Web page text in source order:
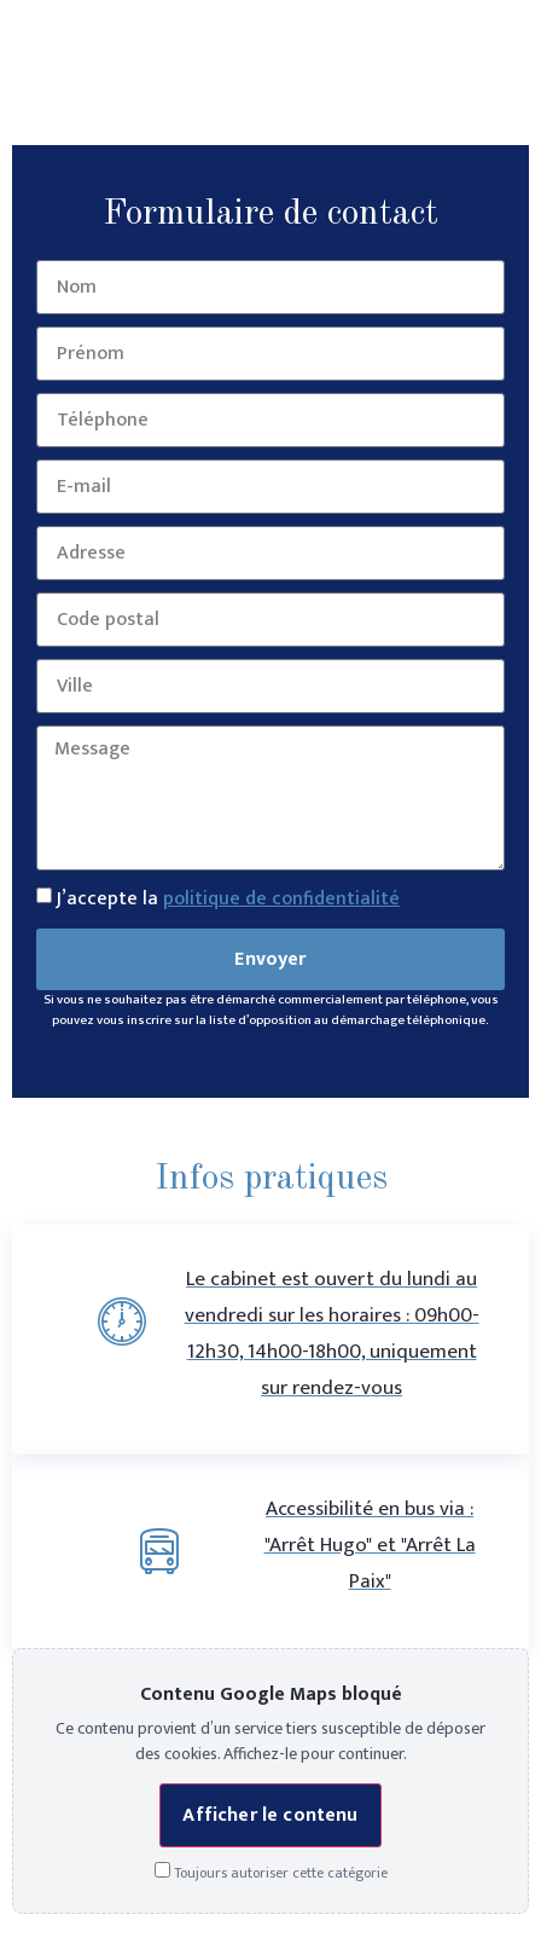
Formulaire de contact
J’accepte la politique de confidentialité
Envoyer
Si vous ne souhaitez pas être démarché commercialement par téléphone, vous
pouvez vous inscrire sur la liste d’opposition au démarchage téléphonique.
Infos pratiques
Le cabinet est ouvert du lundi au
vendredi sur les horaires : 09h00-
12h30, 14h00-18h00, uniquement
sur rendez-vous
Accessibilité en bus via :
"Arrêt Hugo" et "Arrêt La
Paix"
Contenu Google Maps bloqué
Ce contenu provient d’un service tiers susceptible de déposer
des cookies. Affichez-le pour continuer.
Afficher le contenu
Toujours autoriser cette catégorie